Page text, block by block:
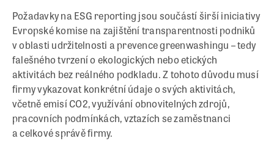
Požadavky na ESG reporting jsou součástí širší iniciativy
Evropské komise na zajištění transparentnosti podniků
v oblasti udržitelnosti a prevence greenwashingu – tedy
falešného tvrzení o ekologických nebo etických
aktivitách bez reálného podkladu. Z tohoto důvodu musí
firmy vykazovat konkrétní údaje o svých aktivitách,
včetně emisí CO2, využívání obnovitelných zdrojů,
pracovních podmínkách, vztazích se zaměstnanci
a celkové správě firmy.